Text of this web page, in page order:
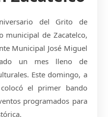
del Grito de
municipal de Zacatelco,
Municipal José Miguel
un mes lleno de
Este domingo, a
el primer bando
programados para